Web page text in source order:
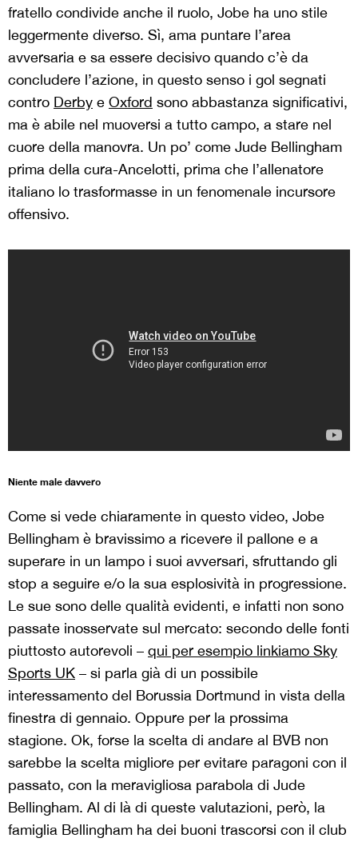
fratello condivide anche il ruolo, Jobe ha uno stile
leggermente diverso. Sì, ama puntare l’area
avversaria e sa essere decisivo quando c’è da
concludere l’azione, in questo senso i gol segnati
contro Derby e Oxford sono abbastanza significativi,
ma è abile nel muoversi a tutto campo, a stare nel
cuore della manovra. Un po’ come Jude Bellingham
prima della cura-Ancelotti, prima che l’allenatore
italiano lo trasformasse in un fenomenale incursore
offensivo.
Niente male davvero
Come si vede chiaramente in questo video, Jobe
Bellingham è bravissimo a ricevere il pallone e a
superare in un lampo i suoi avversari, sfruttando gli
stop a seguire e/o la sua esplosività in progressione.
Le sue sono delle qualità evidenti, e infatti non sono
passate inosservate sul mercato: secondo delle fonti
piuttosto autorevoli – qui per esempio linkiamo Sky
Sports UK – si parla già di un possibile
interessamento del Borussia Dortmund in vista della
finestra di gennaio. Oppure per la prossima
stagione. Ok, forse la scelta di andare al BVB non
sarebbe la scelta migliore per evitare paragoni con il
passato, con la meravigliosa parabola di Jude
Bellingham. Al di là di queste valutazioni, però, la
famiglia Bellingham ha dei buoni trascorsi con il club